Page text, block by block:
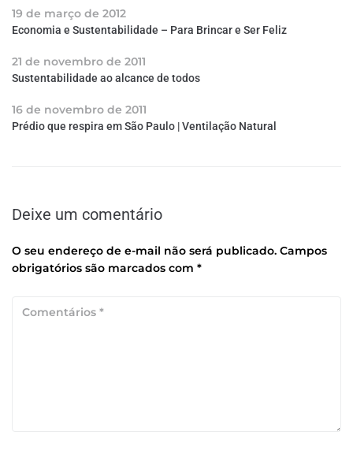
19 de março de 2012
Economia e Sustentabilidade – Para Brincar e Ser Feliz
21 de novembro de 2011
Sustentabilidade ao alcance de todos
16 de novembro de 2011
Prédio que respira em São Paulo | Ventilação Natural
Deixe um comentário
O seu endereço de e-mail não será publicado. Campos
obrigatórios são marcados com *